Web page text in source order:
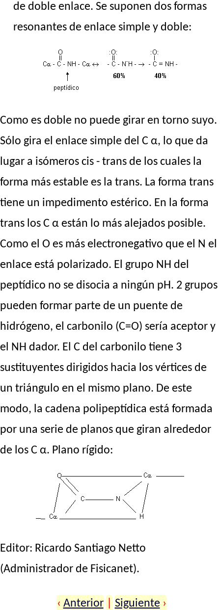
de doble enlace. Se suponen dos formas
resonantes de enlace simple y doble:
Como es doble no puede girar en torno suyo.
Sólo gira el enlace simple del C α, lo que da
lugar a isómeros cis - trans de los cuales la
forma más estable es la trans. La forma trans
tiene un impedimento estérico. En la forma
trans los C α están lo más alejados posible.
Como el O es más electronegativo que el N el
enlace está polarizado. El grupo NH del
peptídico no se disocia a ningún pH. 2 grupos
pueden formar parte de un puente de
hidrógeno, el carbonilo (C=O) sería aceptor y
el NH dador. El C del carbonilo tiene 3
sustituyentes dirigidos hacia los vértices de
un triángulo en el mismo plano. De este
modo, la cadena polipeptídica está formada
por una serie de planos que giran alrededor
de los C α. Plano rígido:
Editor: Ricardo Santiago Netto
(Administrador de Fisicanet).
‹ Anterior Siguiente ›